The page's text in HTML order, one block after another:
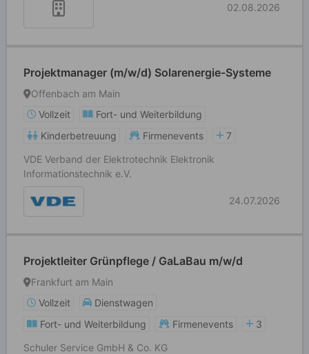
02.08.2026
Projektmanager (m/w/d) Solarenergie-Systeme
Offenbach am Main
Vollzeit
Fort- und Weiterbildung
Kinderbetreuung
Firmenevents
7
VDE Verband der Elektrotechnik Elektronik
Informationstechnik e.V.
24.07.2026
Projektleiter Grünpflege / GaLaBau m/w/d
Frankfurt am Main
Vollzeit
Dienstwagen
Fort- und Weiterbildung
Firmenevents
3
Schuler Service GmbH & Co. KG